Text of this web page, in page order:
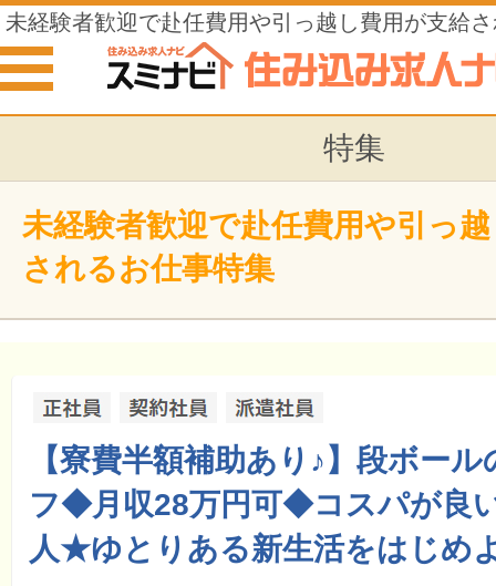
未経験者歓迎で赴任費用や引っ越し費用が支給
特集
未経験者歓迎で赴任費用や引っ
されるお仕事特集
【寮費半額補助あり♪】段ボー
フ◆月収28万円可◆コスパが良
人★ゆとりある新生活をはじめ